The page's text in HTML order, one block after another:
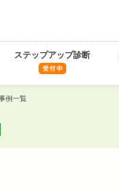
ステップアップ診断
例一覧